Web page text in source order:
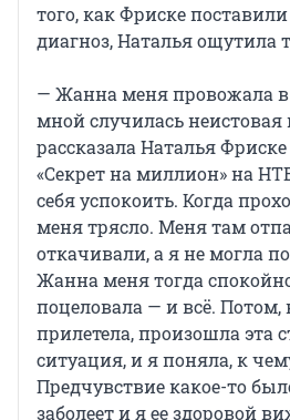
того, как Фриске
диагноз, Наталья ощутила
— Жанна меня провожала в
мной случилась неистовая
рассказала Наталья
«Секрет на миллион» на
себя успокоить. Когда
меня трясло. Меня там
откачивали, а я не могла
Жанна меня тогда
поцеловала — и всё. Потом,
прилетела, произошла эта
ситуация, и я поняла, к
Предчувствие какое-то
заболеет и я ее здоровой